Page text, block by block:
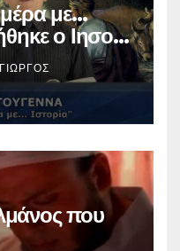
μέρα με…
ο Ιησούς
ΓΙΏΡΓΟΣ
που